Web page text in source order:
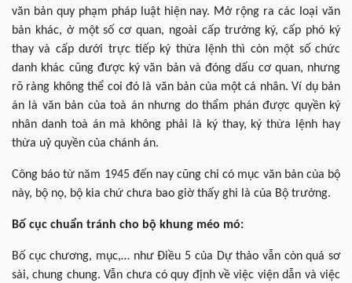
văn bản quy phạm pháp luật hiện nay. Mở rộng ra các loại văn
bản khác, ở một số cơ quan, ngoài cấp trưởng ký, cấp phó ký
thay và cấp dưới trực tiếp ký thừa lệnh thì còn một số chức
danh khác cũng được ký văn bản và đóng dấu cơ quan, nhưng
rõ ràng không thể coi đó là văn bản của một cá nhân. Ví dụ bản
án là văn bản của toà án nhưng do thẩm phán được quyền ký
nhân danh toà án mà không phải là ký thay, ký thừa lệnh hay
thừa uỷ quyền của chánh án.
Công báo từ năm 1945 đến nay cũng chỉ có mục văn bản của bộ
này, bộ nọ, bộ kia chứ chưa bao giờ thấy ghi là của Bộ trưởng.
Bố cục chuẩn tránh cho bộ khung méo mó:
Bố cục chương, mục,… như Điều 5 của Dự thảo vẫn còn quá sơ
sài, chung chung. Vẫn chưa có quy định về việc viện dẫn và việc